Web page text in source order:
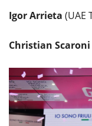
Igor Arrieta (UAE
Christian Scaroni